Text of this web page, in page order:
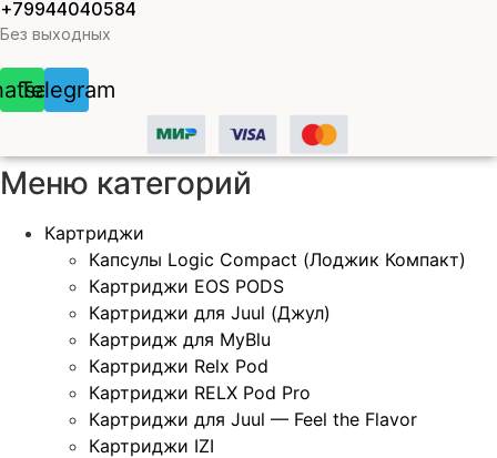
+79944040584
Без выходных
Telegram
Меню категорий
Картриджи
Капсулы Logic Compact (Лоджик Компакт)
Картриджи EOS PODS
Картриджи для Juul (Джул)
Картридж для MyBlu
Картриджи Relx Pod
Картриджи RELX Pod Pro
Картриджи для Juul — Feel the Flavor
Картриджи IZI